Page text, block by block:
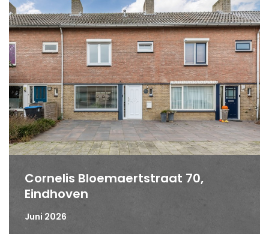
Cornelis Bloemaertstraat 70,
Eindhoven
Juni 2026